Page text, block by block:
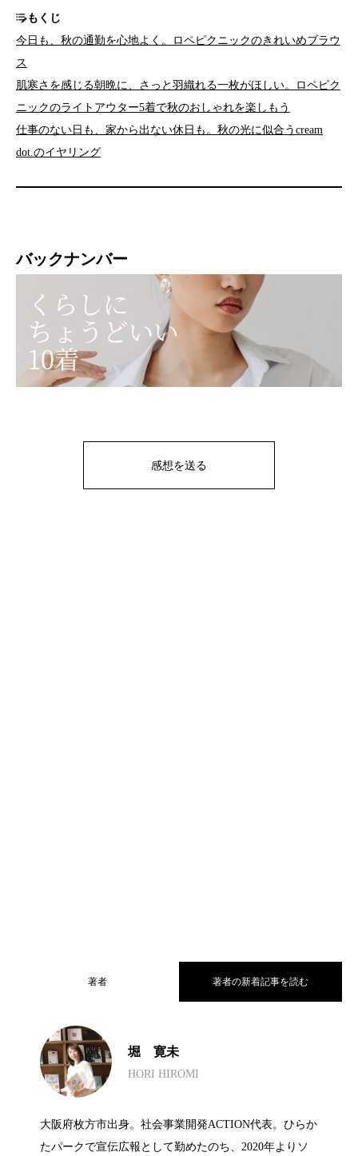
もくじ
今日も、秋の通勤を心地よく。ロペピクニックのきれいめブラウ
ス
肌寒さを感じる朝晩に、さっと羽織れる一枚がほしい。ロペピク
ニックのライトアウター5着で秋のおしゃれを楽しもう
仕事のない日も、家から出ない休日も。秋の光に似合うcream
dot.のイヤリング
バックナンバー
感想を送る
著者 著者の新着記事を読む
堀 寛未
HORI HIROMI
大阪府枚方市出身。社会事業開発ACTION代表。ひらか
たパークで宣伝広報として勤めたのち、2020年よりソ
2026.04.14
末候
2026.04.09
んかえる）」4/9～4/13頃｜清明・次候
2026.04.04 【七十二候】第十三候「玄鳥至（つばめ